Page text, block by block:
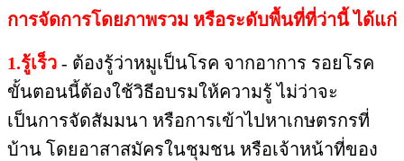
การจัดการโดยภาพรวม หรือระดับพื้นที่ที่ว่านี้​ ได้แก่
1.รู้เร็ว​ -​ ต้องรู้ว่าหมูเป็นโรค​ จากอาการ​ รอยโรค​
ขั้นตอนนี้ต้องใช้วิธีอบรมให้ความรู้​ ไม่ว่าจะ
เป็นการจัดสัมมนา​ หรือการเข้าไปหาเกษตรกรที่
บ้าน​ โดยอาสาสมัครในชุมชน​ หรือเจ้าหน้าที่ของ